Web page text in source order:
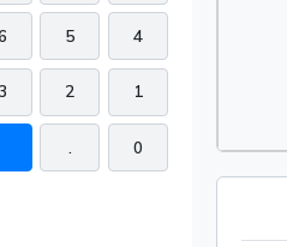
4
5
1
2
3
0
.